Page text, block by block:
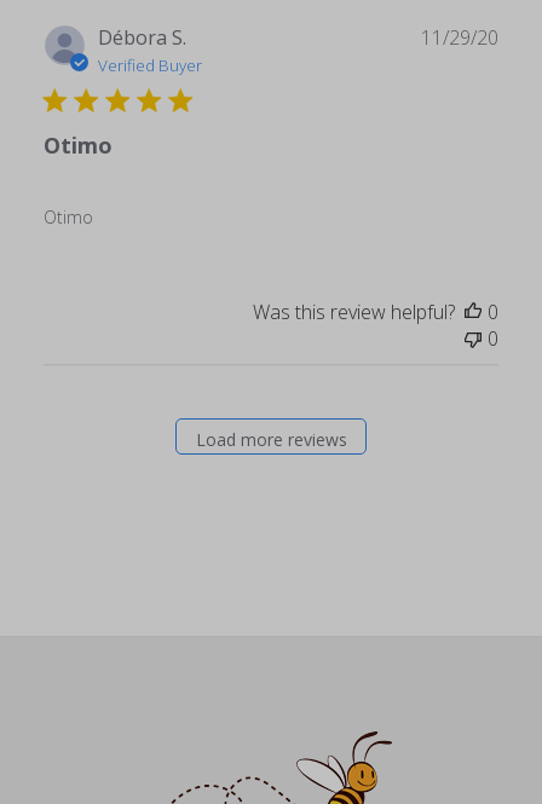
Débora S.
Verified Buyer
Otimo
Otimo
11/29/20
Was this review helpful?
0
0
Load more reviews